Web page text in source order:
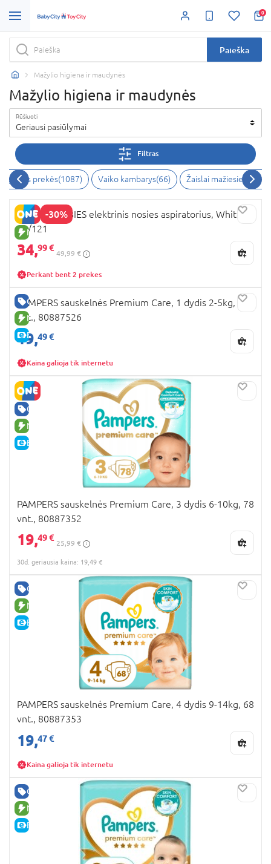
0
Paieška
Mažylio higiena ir maudynės
Mažylio higiena ir maudynės
Rūšiuoti
Geriausi pasiūlymai
Filtras
prekės(1087) Vaiko kambarys(66) Žaislai mažiesiems( 54
-30%
NAUJA PREKĖ
CANPOL BABIES elektrinis nosies aspiratorius, White,
20/121
34,99 €
49,99 €
Perkant bent 2 prekes
GERA KAINA
NAUJA PREKĖ
E-KAINA
PAMPERS sauskelnės Premium Care, 1 dydis 2-5kg, 94
vnt., 80887526
19,49 €
Kaina galioja tik internetu
GERA KAINA
NAUJA PREKĖ
E-KAINA
PAMPERS sauskelnės Premium Care, 3 dydis 6-10kg, 78
vnt., 80887352
19,49 €
25,99 €
30d. geriausia kaina: 19,49 €
GERA KAINA
NAUJA PREKĖ
E-KAINA
PAMPERS sauskelnės Premium Care, 4 dydis 9-14kg, 68
vnt., 80887353
19,47 €
Kaina galioja tik internetu
GERA KAINA
NAUJA PREKĖ
E-KAINA